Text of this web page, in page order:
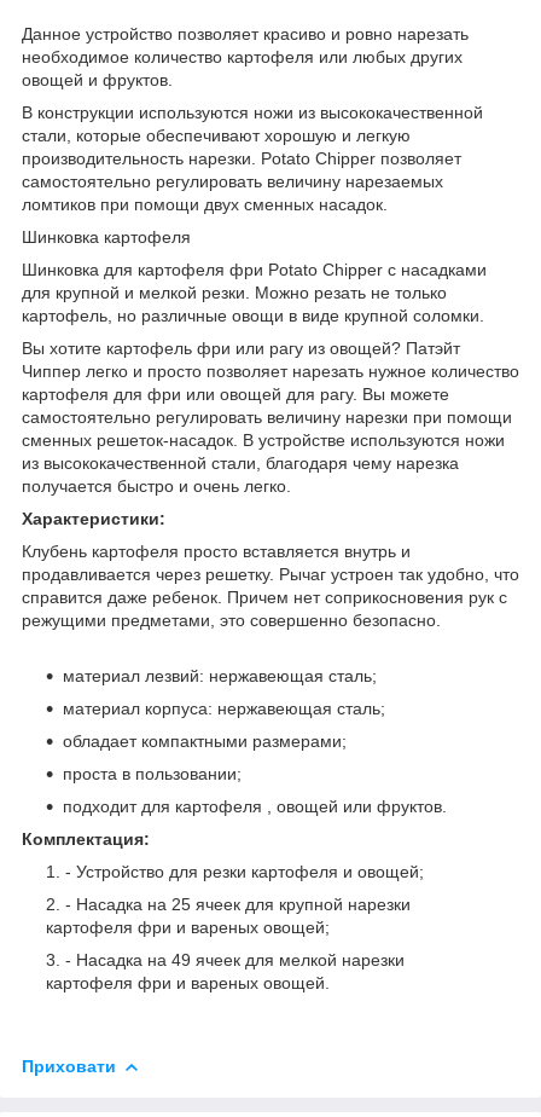
Данное устройство позволяет красиво и ровно нарезать
необходимое количество картофеля или любых других
овощей и фруктов.
В конструкции используются ножи из высококачественной
стали, которые обеспечивают хорошую и легкую
производительность нарезки. Potato Chipper позволяет
самостоятельно регулировать величину нарезаемых
ломтиков при помощи двух сменных насадок.
Шинковка картофеля
Шинковка для картофеля фри Potato Chipper с насадками
для крупной и мелкой резки. Можно резать не только
картофель, но различные овощи в виде крупной соломки.
Вы хотите картофель фри или рагу из овощей? Патэйт
Чиппер легко и просто позволяет нарезать нужное количество
картофеля для фри или овощей для рагу. Вы можете
самостоятельно регулировать величину нарезки при помощи
сменных решеток-насадок. В устройстве используются ножи
из высококачественной стали, благодаря чему нарезка
получается быстро и очень легко.
Характеристики:
Клубень картофеля просто вставляется внутрь и
продавливается через решетку. Рычаг устроен так удобно, что
справится даже ребенок. Причем нет соприкосновения рук с
режущими предметами, это совершенно безопасно.
материал лезвий: нержавеющая сталь;
материал корпуса: нержавеющая сталь;
обладает компактными размерами;
проста в пользовании;
подходит для картофеля , овощей или фруктов.
Комплектация:
- Устройство для резки картофеля и овощей;
- Насадка на 25 ячеек для крупной нарезки
картофеля фри и вареных овощей;
- Насадка на 49 ячеек для мелкой нарезки
картофеля фри и вареных овощей.
Приховати